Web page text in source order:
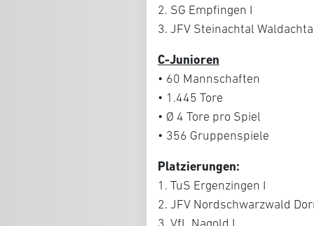
2. SG Empfingen I
3. JFV Steinachtal
C-Junioren
• 60 Mannschaften
• 1.445 Tore
• Ø 4 Tore pro Spiel
• 356 Gruppenspiele
Platzierungen:
1. TuS Ergenzingen I
2. JFV Nordschwarzwald
3. VfL Nagold I